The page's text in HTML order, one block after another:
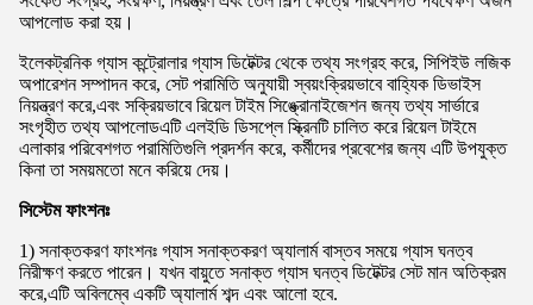
আপলোড করা হয়।
ইলেকট্রনিক গ্যাস কন্ট্রোলার গ্যাস ডিটেক্টর থেকে তথ্য সংগ্রহ করে, সিপিইউ লজিক
অপারেশন সম্পাদন করে, সেট পরামিতি অনুযায়ী স্বয়ংক্রিয়ভাবে বাহ্যিক ডিভাইস
নিয়ন্ত্রণ করে,এবং সক্রিয়ভাবে রিয়েল টাইম সিঙ্ক্রোনাইজেশন জন্য তথ্য সার্ভারে
সংগৃহীত তথ্য আপলোডএটি এলইডি ডিসপ্লে স্ক্রিনটি চালিত করে রিয়েল টাইমে
এলাকার পরিবেশগত পরামিতিগুলি প্রদর্শন করে, কর্মীদের প্রবেশের জন্য এটি উপযুক্ত
কিনা তা সময়মতো মনে করিয়ে দেয়।
সিস্টেম ফাংশনঃ
1) সনাক্তকরণ ফাংশনঃ গ্যাস সনাক্তকরণ অ্যালার্ম বাস্তব সময়ে গ্যাস ঘনত্ব
নিরীক্ষণ করতে পারেন। যখন বায়ুতে সনাক্ত গ্যাস ঘনত্ব ডিটেক্টর সেট মান অতিক্রম
করে,এটি অবিলম্বে একটি অ্যালার্ম শব্দ এবং আলো হবে.